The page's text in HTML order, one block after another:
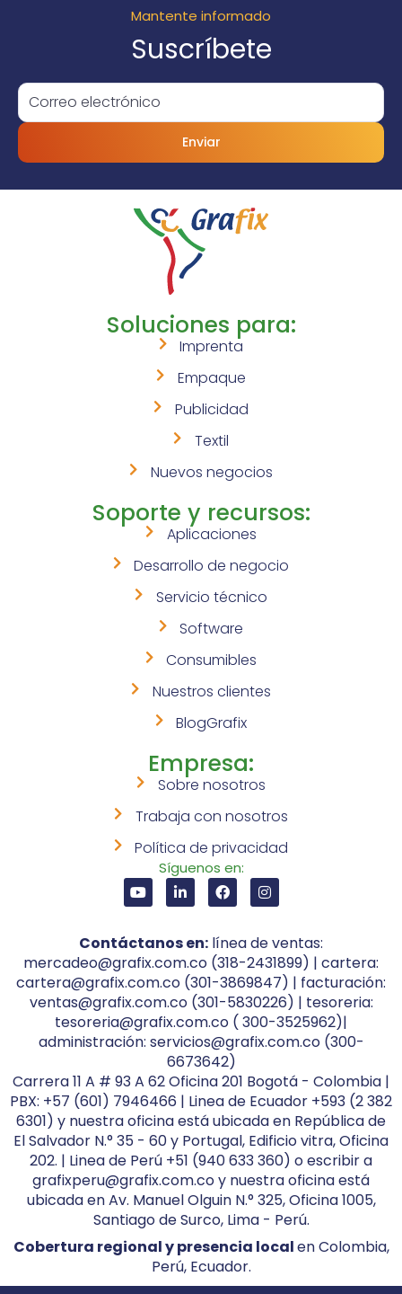
Mantente informado
Suscríbete
Enviar
Soluciones para:
Imprenta
Empaque
Publicidad
Textil
Nuevos negocios
Soporte y recursos:
Aplicaciones
Desarrollo de negocio
Servicio técnico
Software
Consumibles
Nuestros clientes
BlogGrafix
Empresa:
Sobre nosotros
Trabaja con nosotros
Política de privacidad
Síguenos en:
Contáctanos en: línea de ventas:
mercadeo@grafix.com.co (318-2431899) | cartera:
cartera@grafix.com.co (301-3869847) | facturación:
ventas@grafix.com.co (301-5830226) | tesoreria:
tesoreria@grafix.com.co ( 300-3525962)|
administración: servicios@grafix.com.co (300-
6673642)
Carrera 11 A # 93 A 62 Oficina 201 Bogotá - Colombia |
PBX: +57 (601) 7946466 | Linea de Ecuador +593 (2 382
6301) y nuestra oficina está ubicada en República de
El Salvador N.° 35 - 60 y Portugal, Edificio vitra, Oficina
202. | Linea de Perú +51 (940 633 360) o escribir a
grafixperu@grafix.com.co y nuestra oficina está
ubicada en Av. Manuel Olguin N.° 325, Oficina 1005,
Santiago de Surco, Lima - Perú.
Cobertura regional y presencia localen Colombia,
Perú, Ecuador.